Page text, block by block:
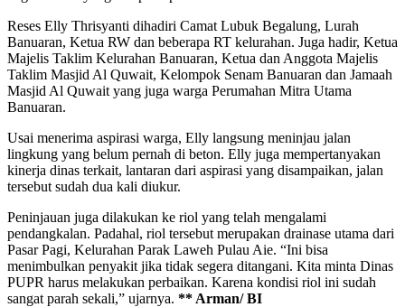
Reses Elly Thrisyanti dihadiri Camat Lubuk Begalung, Lurah
Banuaran, Ketua RW dan beberapa RT kelurahan. Juga hadir, Ketua
Majelis Taklim Kelurahan Banuaran, Ketua dan Anggota Majelis
Taklim Masjid Al Quwait, Kelompok Senam Banuaran dan Jamaah
Masjid Al Quwait yang juga warga Perumahan Mitra Utama
Banuaran.
Usai menerima aspirasi warga, Elly langsung meninjau jalan
lingkung yang belum pernah di beton. Elly juga mempertanyakan
kinerja dinas terkait, lantaran dari aspirasi yang disampaikan, jalan
tersebut sudah dua kali diukur.
Peninjauan juga dilakukan ke riol yang telah mengalami
pendangkalan. Padahal, riol tersebut merupakan drainase utama dari
Pasar Pagi, Kelurahan Parak Laweh Pulau Aie. “Ini bisa
menimbulkan penyakit jika tidak segera ditangani. Kita minta Dinas
PUPR harus melakukan perbaikan. Karena kondisi riol ini sudah
sangat parah sekali,” ujarnya. ** Arman/ BI